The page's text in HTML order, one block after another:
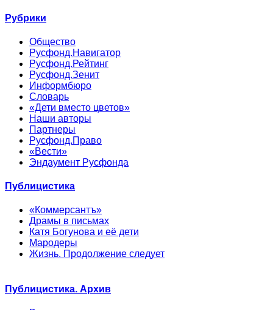
Рубрики
Общество
Русфонд.Навигатор
Русфонд.Рейтинг
Русфонд.Зенит
Информбюро
Словарь
«Дети вместо цветов»
Наши авторы
Партнеры
Русфонд.Право
«Вести»
Эндаумент Русфонда
Публицистика
«Коммерсантъ»
Драмы в письмах
Катя Богунова и её дети
Мародеры
Жизнь. Продолжение следует
Публицистика. Архив